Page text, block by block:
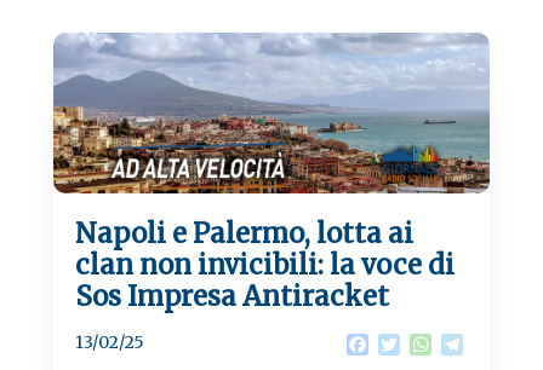
Napoli e Palermo, lotta ai
clan non invicibili: la voce di
Sos Impresa Antiracket
13/02/25
T
W